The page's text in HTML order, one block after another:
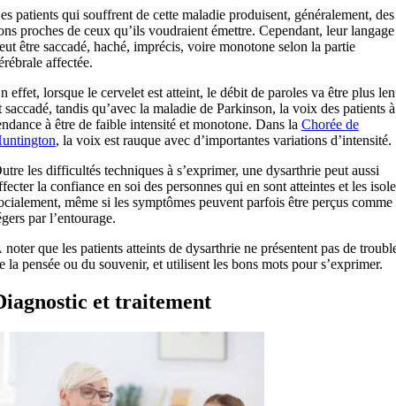
patients qui souffrent de cette maladie produisent, généralement, des
proches de ceux qu’ils voudraient émettre. Cependant, leur langage
être saccadé, haché, imprécis, voire monotone selon la partie
affectée.
effet, lorsque le cervelet est atteint, le débit de paroles va être plus
saccadé, tandis qu’avec la maladie de Parkinson, la voix des patients à
à être de faible intensité et monotone. Dans la Chorée de
, la voix est rauque avec d’importantes variations d’intensité.
les difficultés techniques à s’exprimer, une dysarthrie peut aussi
la confiance en soi des personnes qui en sont atteintes et les
même si les symptômes peuvent parfois être perçus comme
par l’entourage.
noter que les patients atteints de dysarthrie ne présentent pas de
la pensée ou du souvenir, et utilisent les bons mots pour s’exprimer.
et traitement